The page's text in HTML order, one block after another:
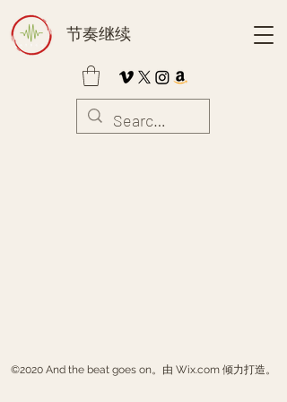
节奏继续
©2020 And the beat goes on。由 Wix.com 倾力打造。